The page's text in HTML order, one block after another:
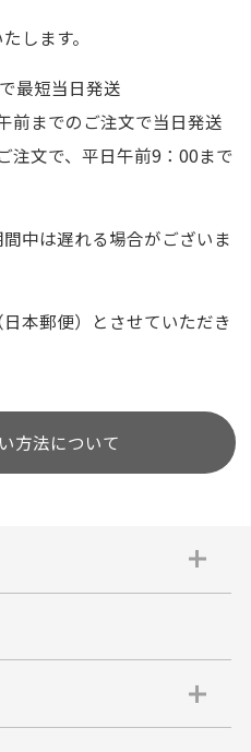
します。
最短当日発送
前までのご注文で当日発送
注文で、平日午前9：00まで
中は遅れる場合がございま
本郵便）とさせていただき
方法について